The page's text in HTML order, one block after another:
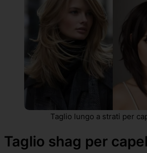
Taglio lungo a strati per
Taglio shag per